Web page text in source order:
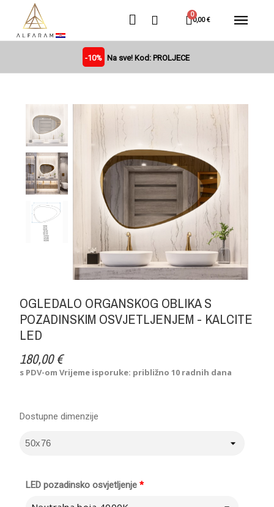
0,00 €
-10% Na sve! Kod: PROLJECE
OGLEDALO ORGANSKOG OBLIKA S
POZADINSKIM OSVJETLJENJEM - KALCITE
LED
180,00 €
s PDV-omVrijeme isporuke: približno 10 radnih dana
*
LED pozadinsko osvjetljenje
Dostupne dimenzije